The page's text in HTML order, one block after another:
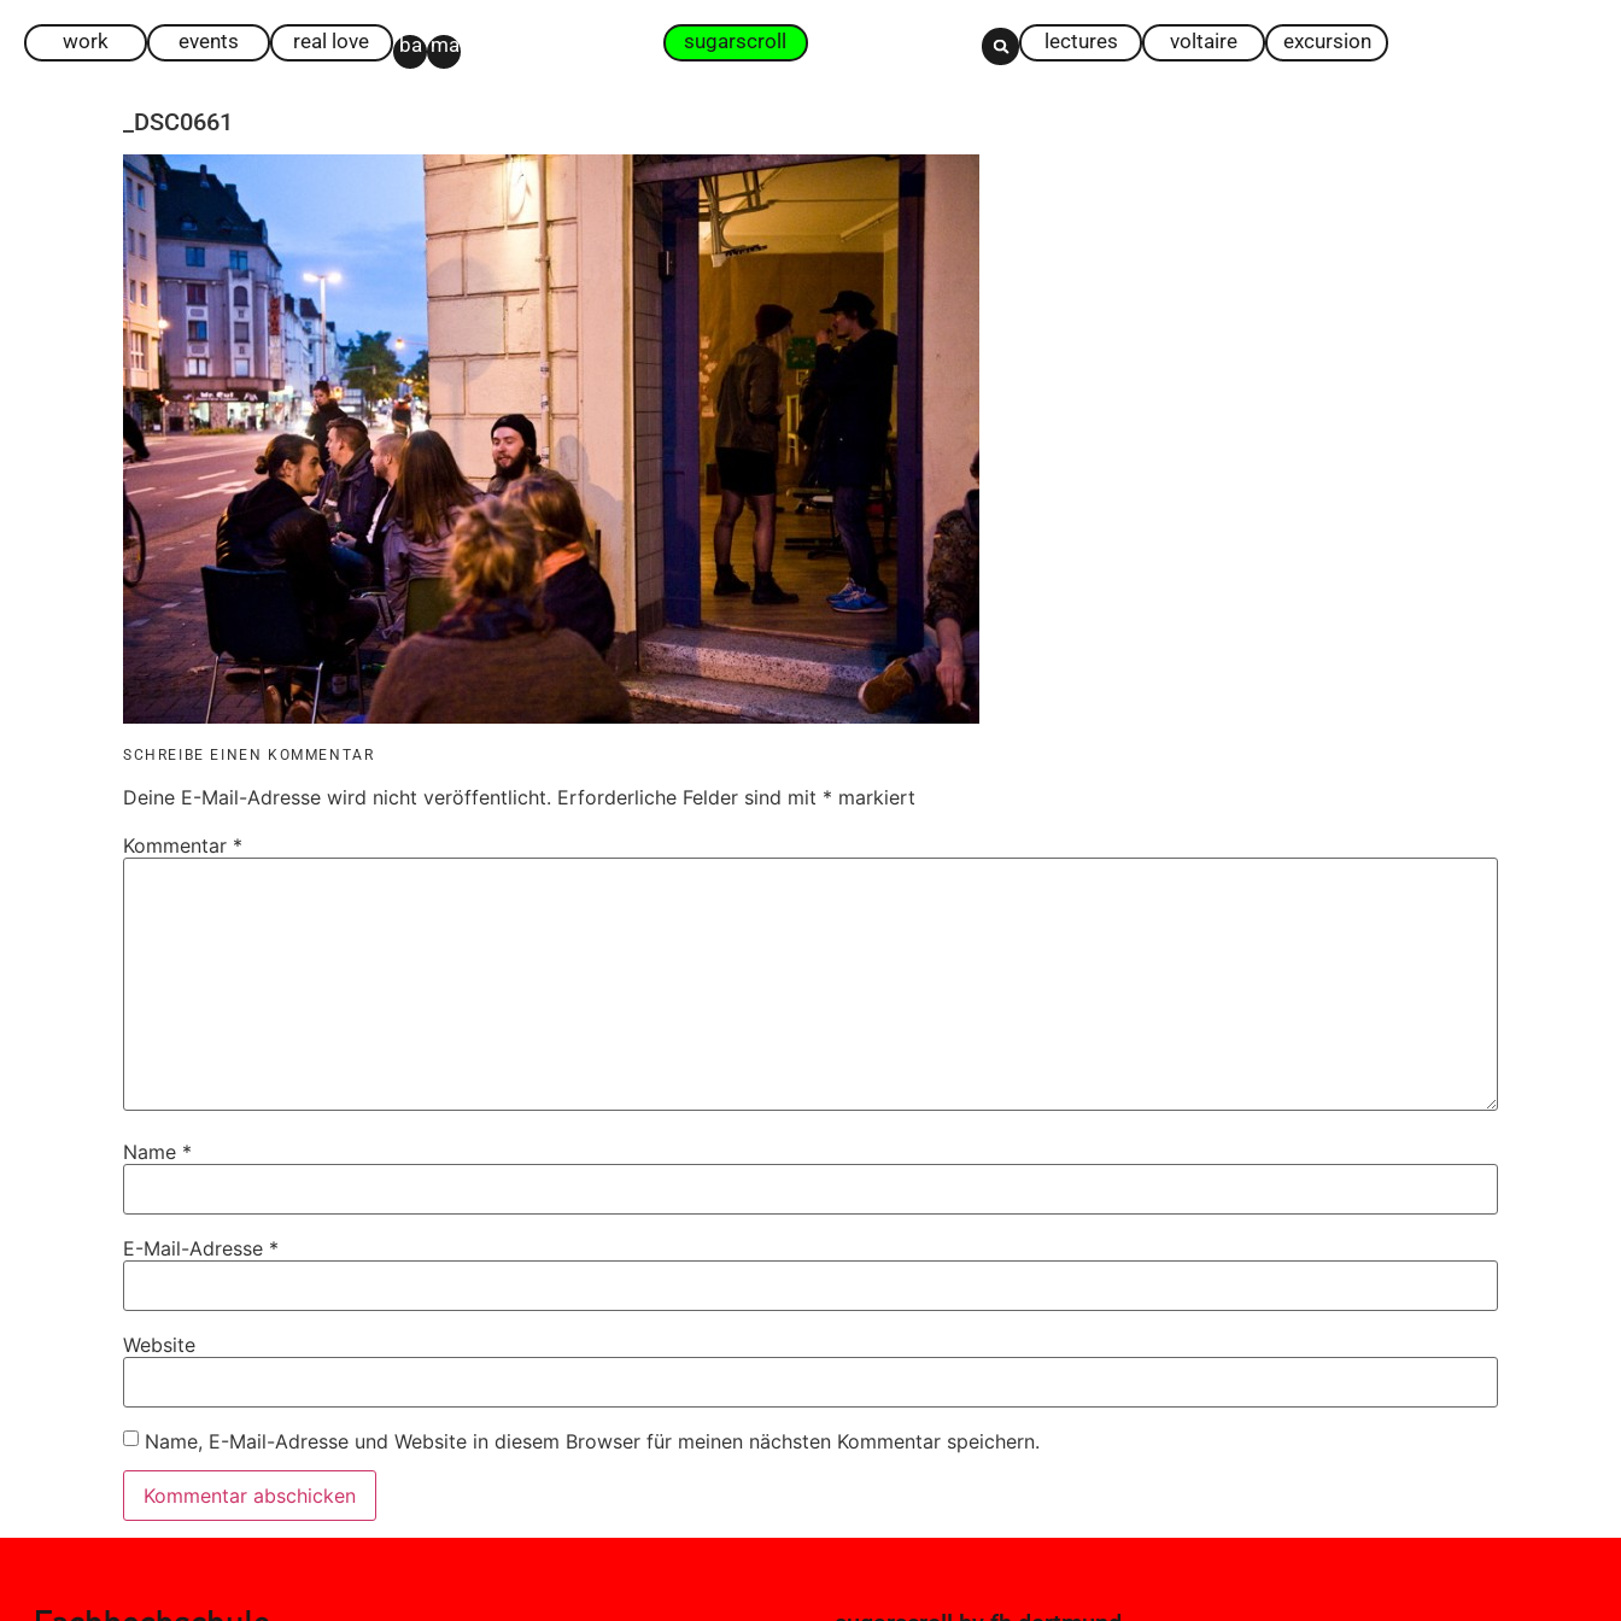
work events real love ba ma sugarscroll lectures voltaire excursion
_DSC0661
SCHREIBE EINEN KOMMENTAR
Deine E-Mail-Adresse wird nicht veröffentlicht. Erforderliche Felder sind mit * markiert
Kommentar *
Name *
E-Mail-Adresse *
Website
Name, E-Mail-Adresse und Website in diesem Browser für meinen nächsten Kommentar speichern.